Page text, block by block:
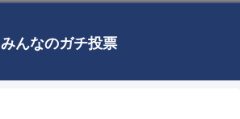
みんなのガチ投票